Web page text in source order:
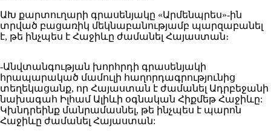
ԱԽ քարտուղարի գրասենյակը «Արմենպրես»-ին
տրված բացառիկ մեկնաբանությամբ պարզաբանել
է, թե ինչպես է Հաջիևը ժամանել Հայաստան։
-Անվտանգության խորհրդի գրասենյակի
հրապարակած մամուլի հաղորդագրությունից
տեղեկացանք, որ Հայաստան է ժամանել Ադրբեջանի
նախագահ Իլհամ Ալիևի օգնական Հիքմեթ Հաջիևը:
Կխնդրեինք մանրամասնել, թե ինչպես է պարոն
Հաջիևը ժամանել Հայաստան: